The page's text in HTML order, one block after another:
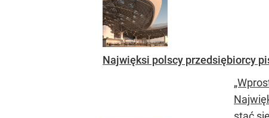
Najwięksi polscy przedsiębiorcy